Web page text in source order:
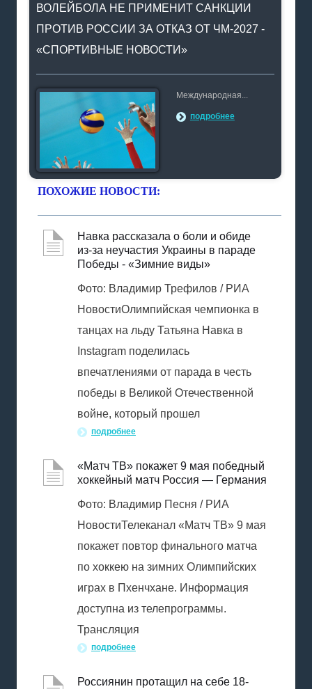
ВОЛЕЙБОЛА НЕ ПРИМЕНИТ САНКЦИИ
ПРОТИВ РОССИИ ЗА ОТКАЗ ОТ ЧМ-2027 -
«СПОРТИВНЫЕ НОВОСТИ»
Международная...
подробнее
ПОХОЖИЕ НОВОСТИ:
Навка рассказала о боли и обиде
из-за неучастия Украины в параде
Победы - «Зимние виды»
Фото: Владимир Трефилов / РИА
НовостиОлимпийская чемпионка в
танцах на льду Татьяна Навка в
Instagram поделилась
впечатлениями от парада в честь
победы в Великой Отечественной
войне, который прошел
подробнее
«Матч ТВ» покажет 9 мая победный
хоккейный матч Россия — Германия
Фото: Владимир Песня / РИА
НовостиТелеканал «Матч ТВ» 9 мая
покажет повтор финального матча
по хоккею на зимних Олимпийских
играх в Пхенчхане. Информация
доступна из телепрограммы.
Трансляция
подробнее
Россиянин протащил на себе 18-